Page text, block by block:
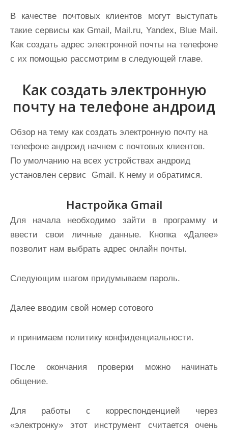
В качестве почтовых клиентов могут выступать
такие сервисы как Gmail, Mail.ru, Yandex, Blue Mail.
Как создать адрес электронной почты на телефоне
с их помощью рассмотрим в следующей главе.
Как создать электронную
почту на телефоне андроид
Обзор на тему как создать электронную почту на
телефоне андроид начнем с почтовых клиентов.
По умолчанию на всех устройствах андроид
установлен сервис Gmail. К нему и обратимся.
Настройка Gmail
Для начала необходимо зайти в программу и
ввести свои личные данные. Кнопка «Далее»
позволит нам выбрать адрес онлайн почты.
Следующим шагом придумываем пароль.
Далее вводим свой номер сотового
и принимаем политику конфиденциальности.
После окончания проверки можно начинать
общение.
Для работы с корреспонденцией через
«электронку» этот инструмент считается очень